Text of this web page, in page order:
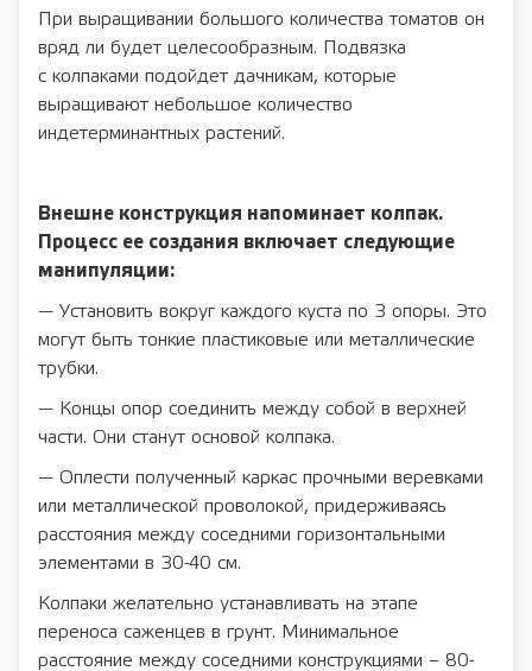
При выращивании большого количества томатов он
вряд ли будет целесообразным. Подвязка
с колпаками подойдет дачникам, которые
выращивают небольшое количество
индетерминантных растений.
Внешне конструкция напоминает колпак.
Процесс ее создания включает следующие
манипуляции:
— Установить вокруг каждого куста по 3 опоры. Это
могут быть тонкие пластиковые или металлические
трубки.
— Концы опор соединить между собой в верхней
части. Они станут основой колпака.
— Оплести полученный каркас прочными веревками
или металлической проволокой, придерживаясь
расстояния между соседними горизонтальными
элементами в 30-40 см.
Колпаки желательно устанавливать на этапе
переноса саженцев в грунт. Минимальное
расстояние между соседними конструкциями – 80-